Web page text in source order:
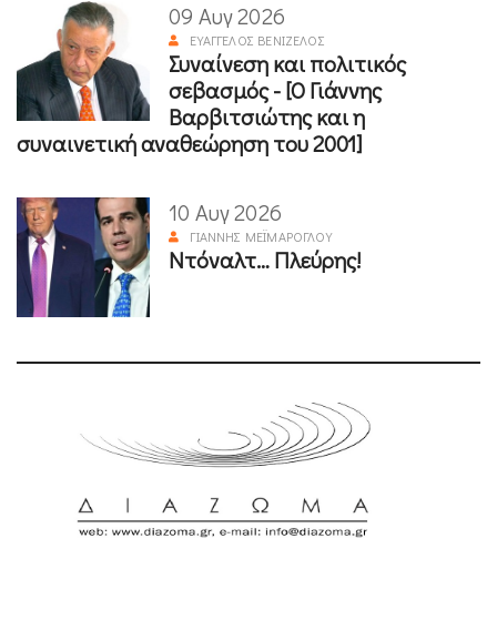
09 Αυγ 2026
ΕΥΆΓΓΕΛΟΣ ΒΕΝΙΖΈΛΟΣ
Συναίνεση και πολιτικός
σεβασμός - [Ο Γιάννης
Βαρβιτσιώτης και η
συναινετική αναθεώρηση του 2001]
10 Αυγ 2026
ΓΙΆΝΝΗΣ ΜΕΪΜΆΡΟΓΛΟΥ
Ντόναλτ… Πλεύρης!